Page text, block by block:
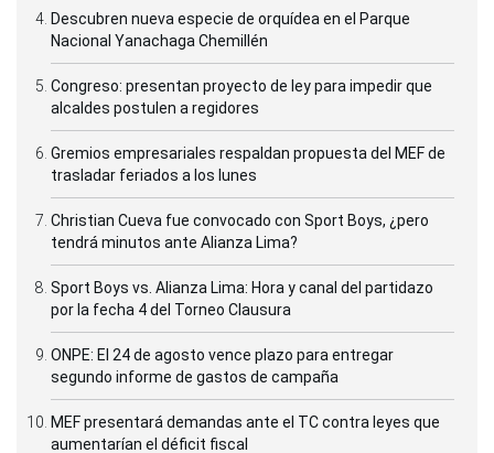
Descubren nueva especie de orquídea en el Parque
Nacional Yanachaga Chemillén
Congreso: presentan proyecto de ley para impedir que
alcaldes postulen a regidores
Gremios empresariales respaldan propuesta del MEF de
trasladar feriados a los lunes
Christian Cueva fue convocado con Sport Boys, ¿pero
tendrá minutos ante Alianza Lima?
Sport Boys vs. Alianza Lima: Hora y canal del partidazo
por la fecha 4 del Torneo Clausura
ONPE: El 24 de agosto vence plazo para entregar
segundo informe de gastos de campaña
MEF presentará demandas ante el TC contra leyes que
aumentarían el déficit fiscal